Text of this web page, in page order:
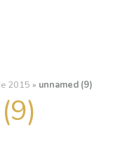
2015 » unnamed (9)